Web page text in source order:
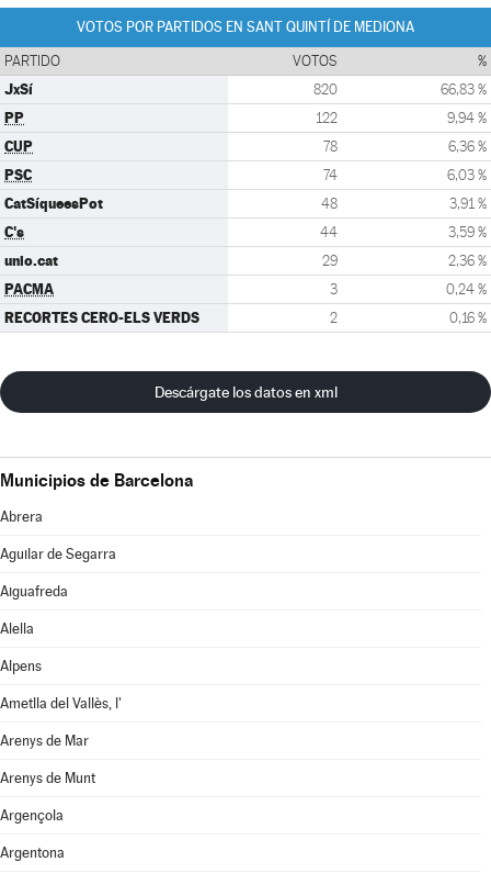
VOTOS POR PARTIDOS EN SANT QUINTÍ DE MEDIONA
PARTIDO VOTOS %
JxSí 820 66,83 %
PP 122 9,94 %
CUP 78 6,36 %
PSC 74 6,03 %
CatSíqueesPot 48 3,91 %
C's 44 3,59 %
unio.cat 29 2,36 %
PACMA 3 0,24 %
RECORTES CERO-ELS VERDS 2 0,16 %
Descárgate los datos en xml
Municipios de Barcelona
Abrera
Aguilar de Segarra
Aiguafreda
Alella
Alpens
Ametlla del Vallès, l'
Arenys de Mar
Arenys de Munt
Argençola
Argentona